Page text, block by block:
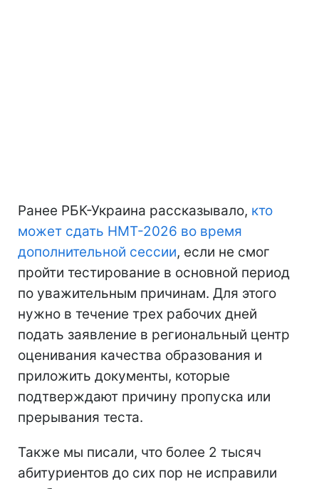
Ранее РБК-Украина рассказывало, кто
может сдать НМТ-2026 во время
дополнительной сессии, если не смог
пройти тестирование в основной период
по уважительным причинам. Для этого
нужно в течение трех рабочих дней
подать заявление в региональный центр
оценивания качества образования и
приложить документы, которые
подтверждают причину пропуска или
прерывания теста.
Также мы писали, что более 2 тысяч
абитуриентов до сих пор не исправили